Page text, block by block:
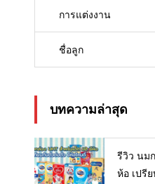
การแต่งงาน
ชื่อลูก
บทความล่าสุด
รีวิว นม
ห้อ เปรี